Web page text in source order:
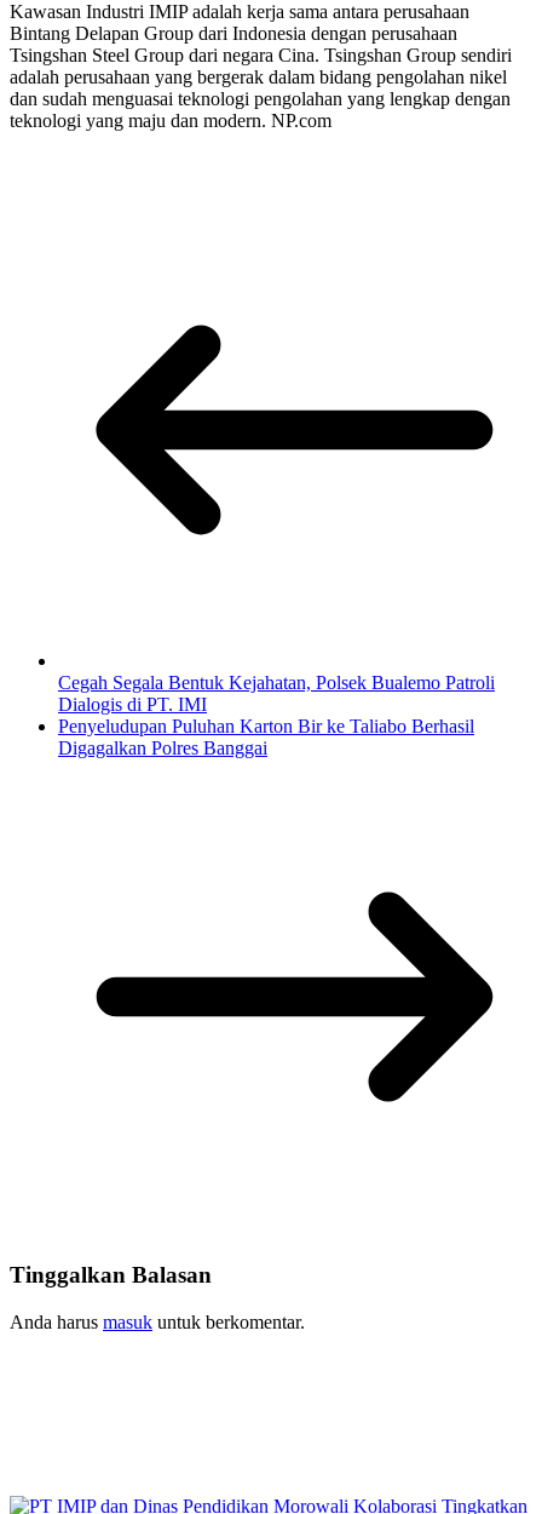
Kawasan Industri IMIP adalah kerja sama antara perusahaan
Bintang Delapan Group dari Indonesia dengan perusahaan
Tsingshan Steel Group dari negara Cina. Tsingshan Group sendiri
adalah perusahaan yang bergerak dalam bidang pengolahan nikel
dan sudah menguasai teknologi pengolahan yang lengkap dengan
teknologi yang maju dan modern. NP.com
Cegah Segala Bentuk Kejahatan, Polsek Bualemo Patroli
Dialogis di PT. IMI
Penyeludupan Puluhan Karton Bir ke Taliabo Berhasil
Digagalkan Polres Banggai
Tinggalkan Balasan
Anda harus masuk untuk berkomentar.